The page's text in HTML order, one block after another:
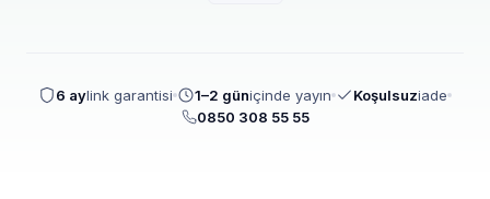
6 aylink garantisi 1–2 güniçinde yayın Koşulsuziade
0850 308 55 55